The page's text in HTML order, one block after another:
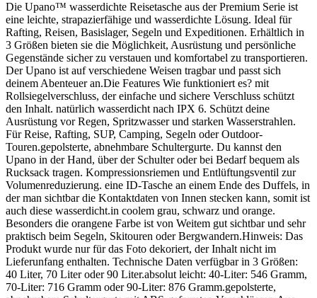
Die Upano™ wasserdichte Reisetasche aus der Premium Serie ist
eine leichte, strapazierfähige und wasserdichte Lösung. Ideal für
Rafting, Reisen, Basislager, Segeln und Expeditionen. Erhältlich in
3 Größen bieten sie die Möglichkeit, Ausrüstung und persönliche
Gegenstände sicher zu verstauen und komfortabel zu transportieren.
Der Upano ist auf verschiedene Weisen tragbar und passt sich
deinem Abenteuer an.Die Features Wie funktioniert es? mit
Rollsiegelverschluss, der einfache und sichere Verschluss schützt
den Inhalt. natürlich wasserdicht nach IPX 6. Schützt deine
Ausrüstung vor Regen, Spritzwasser und starken Wasserstrahlen.
Für Reise, Rafting, SUP, Camping, Segeln oder Outdoor-
Touren.gepolsterte, abnehmbare Schultergurte. Du kannst den
Upano in der Hand, über der Schulter oder bei Bedarf bequem als
Rucksack tragen. Kompressionsriemen und Entlüftungsventil zur
Volumenreduzierung. eine ID-Tasche an einem Ende des Duffels, in
der man sichtbar die Kontaktdaten von Innen stecken kann, somit ist
auch diese wasserdicht.in coolem grau, schwarz und orange.
Besonders die orangene Farbe ist von Weitem gut sichtbar und sehr
praktisch beim Segeln, Skitouren oder Bergwandern.Hinweis: Das
Produkt wurde nur für das Foto dekoriert, der Inhalt nicht im
Lieferunfang enthalten. Technische Daten verfügbar in 3 Größen:
40 Liter, 70 Liter oder 90 Liter.absolut leicht: 40-Liter: 546 Gramm,
70-Liter: 716 Gramm oder 90-Liter: 876 Gramm.gepolsterte,